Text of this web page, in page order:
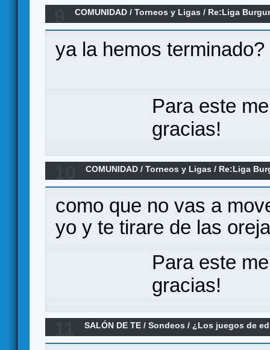
COMUNIDAD /Torneos y Ligas / Re:Liga
Y CLASIFICACIONES
ya la hemos
Para este
gracias!
COMUNIDAD /Torneos y Ligas / Re:Liga
como que no vas a
yo y te tirare de las
Para este
gracias!
SALÓN DE TE /Sondeos / ¿Los juegos de